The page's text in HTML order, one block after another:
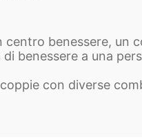
benessere, un
benessere a una
con diverse